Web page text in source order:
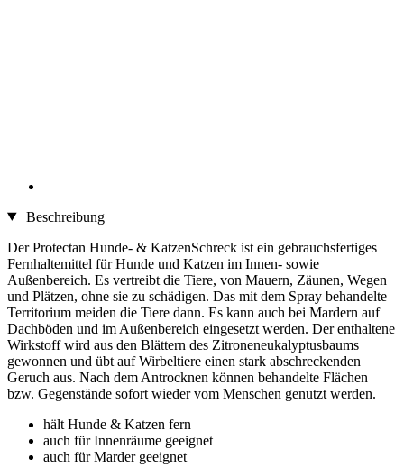
Beschreibung
Der Protectan Hunde- & KatzenSchreck ist ein gebrauchsfertiges
Fernhaltemittel für Hunde und Katzen im Innen- sowie
Außenbereich. Es vertreibt die Tiere, von Mauern, Zäunen, Wegen
und Plätzen, ohne sie zu schädigen. Das mit dem Spray behandelte
Territorium meiden die Tiere dann. Es kann auch bei Mardern auf
Dachböden und im Außenbereich eingesetzt werden. Der enthaltene
Wirkstoff wird aus den Blättern des Zitroneneukalyptusbaums
gewonnen und übt auf Wirbeltiere einen stark abschreckenden
Geruch aus. Nach dem Antrocknen können behandelte Flächen
bzw. Gegenstände sofort wieder vom Menschen genutzt werden.
hält Hunde & Katzen fern
auch für Innenräume geeignet
auch für Marder geeignet